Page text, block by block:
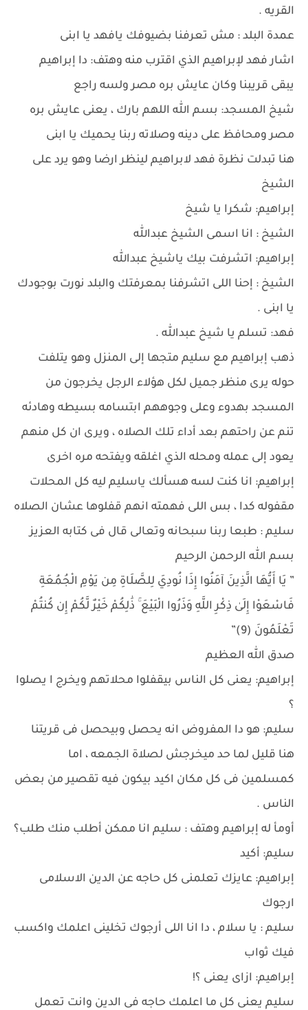
القريه .
عمدة البلد : مش تعرفنا بضيوفك يافهد يا ابنى
اشار فهد لإبراهيم الذي اقترب منه وهتف: دا إبراهيم
يبقى قريبنا وكان عايش بره مصر ولسه راجع
شيخ المسجد: بسم الله اللهم بارك ، يعنى عايش بره
مصر ومحافظ على دينه وصلاته ربنا يحميك يا ابنى
هنا تبدلت نظرة فهد لابراهيم لينظر ارضا وهو يرد على
الشيخ
إبراهيم: شكرا يا شيخ
الشيخ : انا اسمى الشيخ عبدالله
إبراهيم: اتشرفت بيك ياشيخ عبدالله
الشيخ : إحنا اللى اتشرفنا بمعرفتك والبلد نورت بوجودك
يا ابنى .
فهد: تسلم يا شيخ عبدالله .
ذهب إبراهيم مع سليم متجها إلى المنزل وهو يتلفت
حوله يرى منظر جميل لكل هؤلاء الرجل يخرجون من
المسجد بهدوء وعلى وجوههم ابتسامه بسيطه وهادئه
تنم عن راحتهم بعد أداء تلك الصلاه ، ويرى ان كل منهم
يعود إلى عمله ومحله الذي اغلقه ويفتحه مره اخرى
إبراهيم: انا كنت لسه هسألك ياسليم ليه كل المحلات
مقفوله كدا ، بس اللى فهمته انهم قفلوها عشان الصلاه
سليم : طبعا ربنا سبحانه وتعالى قال فى كتابه العزيز
بسم الله الرحمن الرحيم
” يَا أَيُّهَا الَّذِينَ آمَنُوا إِذَا نُودِيَ لِلصَّلَاةِ مِن يَوْمِ الْجُمُعَةِ
فَاسْعَوْا إِلَىٰ ذِكْرِ اللَّهِ وَذَرُوا الْبَيْعَ ۚ ذَٰلِكُمْ خَيْرٌ لَّكُمْ إِن كُنتُمْ
تَعْلَمُونَ (9)”
صدق الله العظيم
إبراهيم: يعنى كل الناس بيقفلوا محلاتهم ويخرج ا يصلوا
؟
سليم: هو دا المفروض انه يحصل وبيحصل فى قريتنا
هنا قليل لما حد ميخرجش لصلاة الجمعه ، اما
كمسلمين فى كل مكان اكيد بيكون فيه تقصير من بعض
الناس .
أومأ له إبراهيم وهتف : سليم انا ممكن أطلب منك طلب؟
سليم: أكيد
إبراهيم: عايزك تعلمنى كل حاجه عن الدين الاسلامى
ارجوك
سليم : يا سلام ، دا انا اللى أرجوك تخلينى اعلمك واكسب
فيك ثواب
إبراهيم: ازاى يعنى ؟!
سليم يعنى كل ما اعلمك حاجه فى الدين وانت تعمل